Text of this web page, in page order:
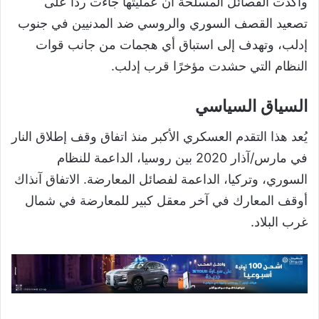
تصعيد القصف السوري والروسي ضد المدنيين في جنوب
إدلب، وتهدف إلى استباق أي هجمات من جانب قوات
النظام التي حشدت مؤخرًا قرب إدلب.
السياق السياسي
يُعد هذا التقدم العسكري الأكبر منذ اتفاق وقف إطلاق النار
في مارس/آذار 2020 بين روسيا، الداعمة للنظام
السوري، وتركيا، الداعمة لفصائل المعارضة. الاتفاق آنذاك
أوقف المعارك في آخر معقل كبير للمعارضة في شمال
غرب البلاد.